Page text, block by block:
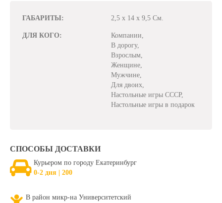
ГАБАРИТЫ: 2,5 x 14 x 9,5 См.
ДЛЯ КОГО:
Компании,
В дорогу,
Взрослым,
Женщине,
Мужчине,
Для двоих,
Настольные игры СССР,
Настольные игры в подарок
СПОСОБЫ ДОСТАВКИ
Курьером по городу Екатеринбург
0-2 дня | 200
В район микр-на Университетский